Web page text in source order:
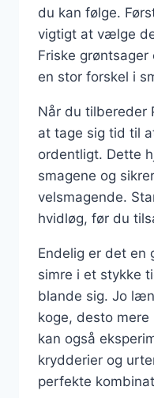
du kan følge.
vigtigt at vælge
Friske
en stor forskel i
Når du tilbereder
at tage sig tid til
ordentligt. Dette
smagene og
velsmagende.
hvidløg, før du
Endelig er det en
simre i et stykke
blande sig. Jo
koge, desto mere
kan også
krydderier og
perfekte